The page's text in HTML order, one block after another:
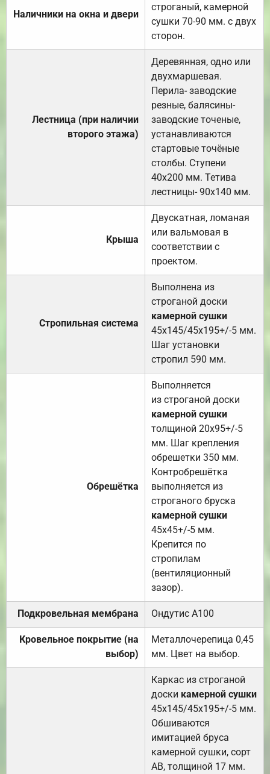
Наличники на окна и двери
строганый, камерной
сушки 70-90 мм. с двух
сторон.
Лестница (при наличии
второго этажа)
Деревянная, одно или
двухмаршевая.
Перила- заводские
резные, балясины-
заводские точеные,
устанавливаются
стартовые точёные
столбы. Ступени
40х200 мм. Тетива
лестницы- 90х140 мм.
Крыша
Двускатная, ломаная
или вальмовая в
соответствии с
проектом.
Стропильная система
Выполнена из
строганой доски
камерной сушки
45х145/45х195+/-5 мм.
Шаг установки
стропил 590 мм.
Обрешётка
Выполняется
из строганой доски
камерной сушки
толщиной 20х95+/-5
мм. Шаг крепления
обрешетки 350 мм.
Контробрешётка
выполняется из
строганого бруска
камерной сушки
45х45+/-5 мм.
Крепится по
стропилам
(вентиляционный
зазор).
Подкровельная мембрана Ондутис А100
Кровельное покрытие (на
выбор)
Металлочерепица 0,45
мм. Цвет на выбор.
Каркас из строганой
доски камерной сушки
45х145/45х195+/-5 мм.
Обшиваются
имитацией бруса
камерной сушки, сорт
АВ, толщиной 17 мм.